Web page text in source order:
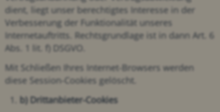
dient, liegt unser berechtigtes Interesse in der
Verbesserung der Funktionalität unseres
Internetauftritts. Rechtsgrundlage ist in dann Art. 6
Abs. 1 lit. f) DSGVO.
Mit Schließen Ihres Internet-Browsers werden
diese Session-Cookies gelöscht.
b) Drittanbieter-Cookies